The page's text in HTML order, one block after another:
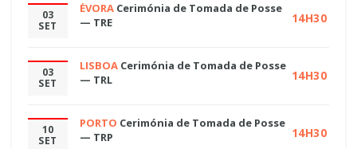
03
SET
ÉVORA Cerimónia de Tomada de Posse
— TRE
14H30
03
SET
LISBOA Cerimónia de Tomada de Posse
— TRL
14H30
10
SET
PORTO Cerimónia de Tomada de Posse
— TRP
14H30